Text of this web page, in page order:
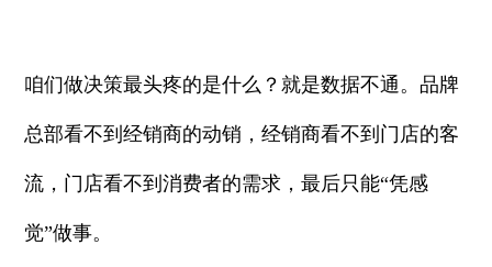
咱们做决策最头疼的是什么？就是数据不通。品牌
总部看不到经销商的动销，经销商看不到门店的客
流，门店看不到消费者的需求，最后只能“凭感
觉”做事。